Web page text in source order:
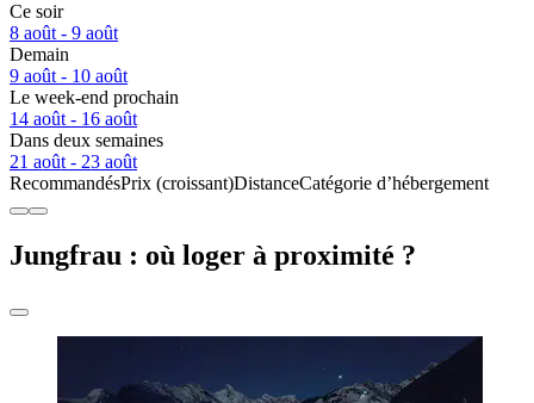
Ce soir
8 août - 9 août
Demain
9 août - 10 août
Le week-end prochain
14 août - 16 août
Dans deux semaines
21 août - 23 août
RecommandésPrix (croissant)DistanceCatégorie d’hébergement
Jungfrau : où loger à proximité ?